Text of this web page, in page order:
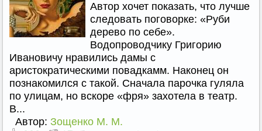
Автор хочет показать, что лучше
следовать поговорке: «Руби
дерево по себе».
Водопроводчику Григорию
Ивановичу нравились дамы с
аристократическими повадкамм. Наконец он
познакомился с такой. Сначала парочка гуляла
по улицам, но вскоре «фря» захотела в театр.
В...
Автор: Зощенко М. М.